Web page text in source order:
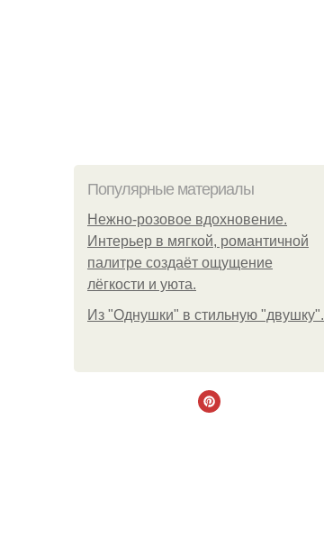
Популярные материалы
Нежно-розовое вдохновение.
Интерьер в мягкой, романтичной
палитре создаёт ощущение
лёгкости и уюта.
Из "Однушки" в стильную "двушку".